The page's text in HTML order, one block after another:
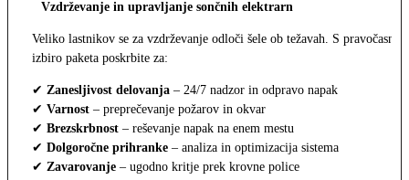
Vzdrževanje in upravljanje sončnih elektrarn
Veliko lastnikov se za vzdrževanje odloči šele ob težavah. S pravočasno
izbiro paketa poskrbite za:
✔ Zanesljivost delovanja – 24/7 nadzor in odpravo napak
✔ Varnost – preprečevanje požarov in okvar
✔ Brezskrbnost – reševanje napak na enem mestu
✔ Dolgoročne prihranke – analiza in optimizacija sistema
✔ Zavarovanje – ugodno kritje prek krovne police